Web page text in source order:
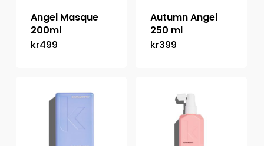
Angel Masque
200ml
kr499
Autumn Angel
250 ml
kr399